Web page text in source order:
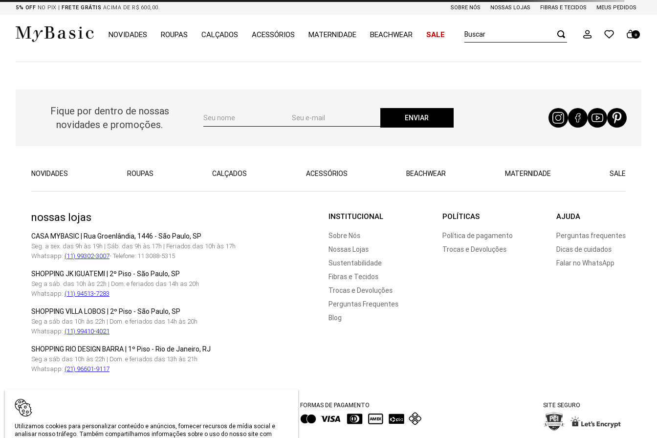
5% OFF NO PIX | FRETE GRÁTIS ACIMA DE R$ 600,00. SOBRE NÓS NOSSAS LOJAS FIBRAS E TECIDOS MEUS PEDIDOS
NOVIDADES ROUPAS CALÇADOS ACESSÓRIOS MATERNIDADE BEACHWEAR SALE Buscar
camisa
0
Utilizamos cookies para personalizar conteúdo e anúncios, fornecer recursos de mídia social e
analisar nosso tráfego. Também compartilhamos informações sobre o uso do nosso site com
Fique por dentro de nossas
novidades e promoções.
ENVIAR
NOVIDADES ROUPAS CALÇADOS ACESSÓRIOS BEACHWEAR MATERNIDADE SALE
nossas lojas
CASA MYBASIC | Rua Groenlândia, 1446 - São Paulo, SP
Seg. a sex. das 9h às 19h | Sáb. das 9h às 17h | Feriados das 10h às 17h
Whatsapp: (11) 99302-3007- Telefone: 11 3088-5315
SHOPPING JK IGUATEMI | 2º Piso - São Paulo, SP
Seg a sáb. das 10h às 22h | Dom. e feriados das 14h as 20h
Whatsapp: (11) 94513-7283
SHOPPING VILLA LOBOS | 2º Piso - São Paulo, SP
Seg a sáb das 10h às 22h | Dom. e feriados das 14h às 20h
Whatsapp: (11) 99410-4021
SHOPPING RIO DESIGN BARRA | 1º Piso - Rio de Janeiro, RJ
Seg a sáb das 10h às 22h | Dom. e feriados das 13h às 21h
Whatsapp: (21) 96601-9117
INSTITUCIONAL
Sobre Nós
Nossas Lojas
Sustentabilidade
Fibras e Tecidos
Trocas e Devoluções
Perguntas Frequentes
Blog
POLÍTICAS
Política de pagamento
Trocas e Devoluções
AJUDA
Perguntas frequentes
Dicas de cuidados
Falar no WhatsApp
FORMAS DE PAGAMENTO SITE SEGURO